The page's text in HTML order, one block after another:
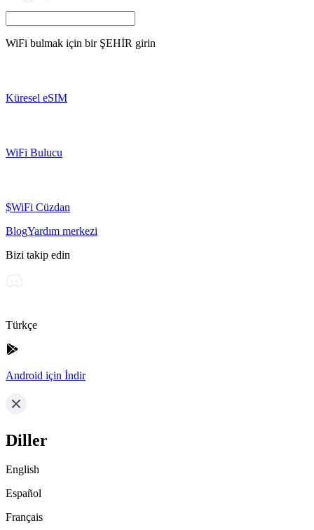
WiFi bulmak için bir ŞEHİR girin
Küresel eSIM
WiFi Bulucu
$WiFi Cüzdan
BlogYardım merkezi
Bizi takip edin
Türkçe
Android için İndir
Diller
English
Español
Français